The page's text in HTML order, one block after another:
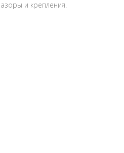
и крепления.